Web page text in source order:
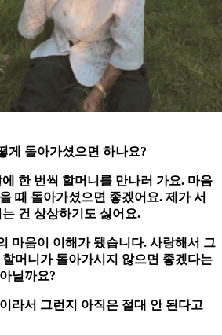
게 돌아가셨으면 하나요?
한 번씩 할머니를 만나러 가요. 마음
때 돌아가셨으면 좋겠어요. 제가 서
건 상상하기도 싫어요.
마음이 이해가 됐습니다. 사랑해서 그
머니가 돌아가시지 않으면 좋겠다는
닐까요?
라서 그런지 아직은 절대 안 된다고